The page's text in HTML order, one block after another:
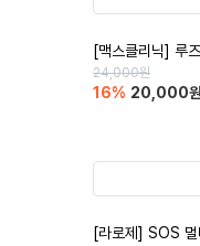
[맥스클리닉] 루
24,000원
16% 20,000원
[라로제] SOS